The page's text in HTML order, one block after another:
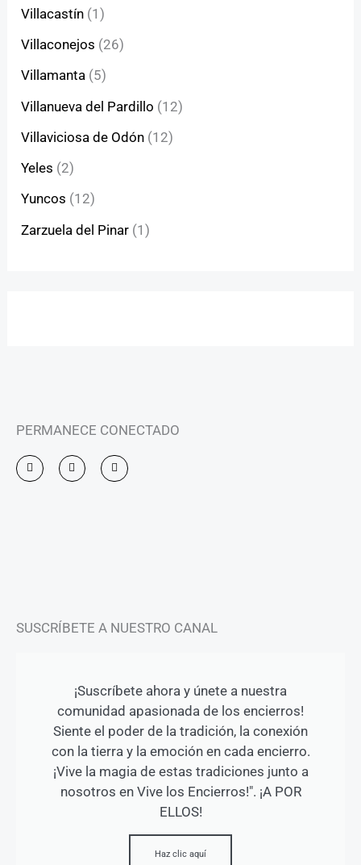
Villacastín (1)
Villaconejos (26)
Villamanta (5)
Villanueva del Pardillo (12)
Villaviciosa de Odón (12)
Yeles (2)
Yuncos (12)
Zarzuela del Pinar (1)
PERMANECE CONECTADO
I
n
s
F
a
c
Y
o
u
SUSCRÍBETE A NUESTRO CANAL
¡Suscríbete ahora y únete a nuestra
comunidad apasionada de los encierros!
Siente el poder de la tradición, la conexión
con la tierra y la emoción en cada encierro.
¡Vive la magia de estas tradiciones junto a
nosotros en Vive los Encierros!". ¡A POR
ELLOS!
Haz clic aquí